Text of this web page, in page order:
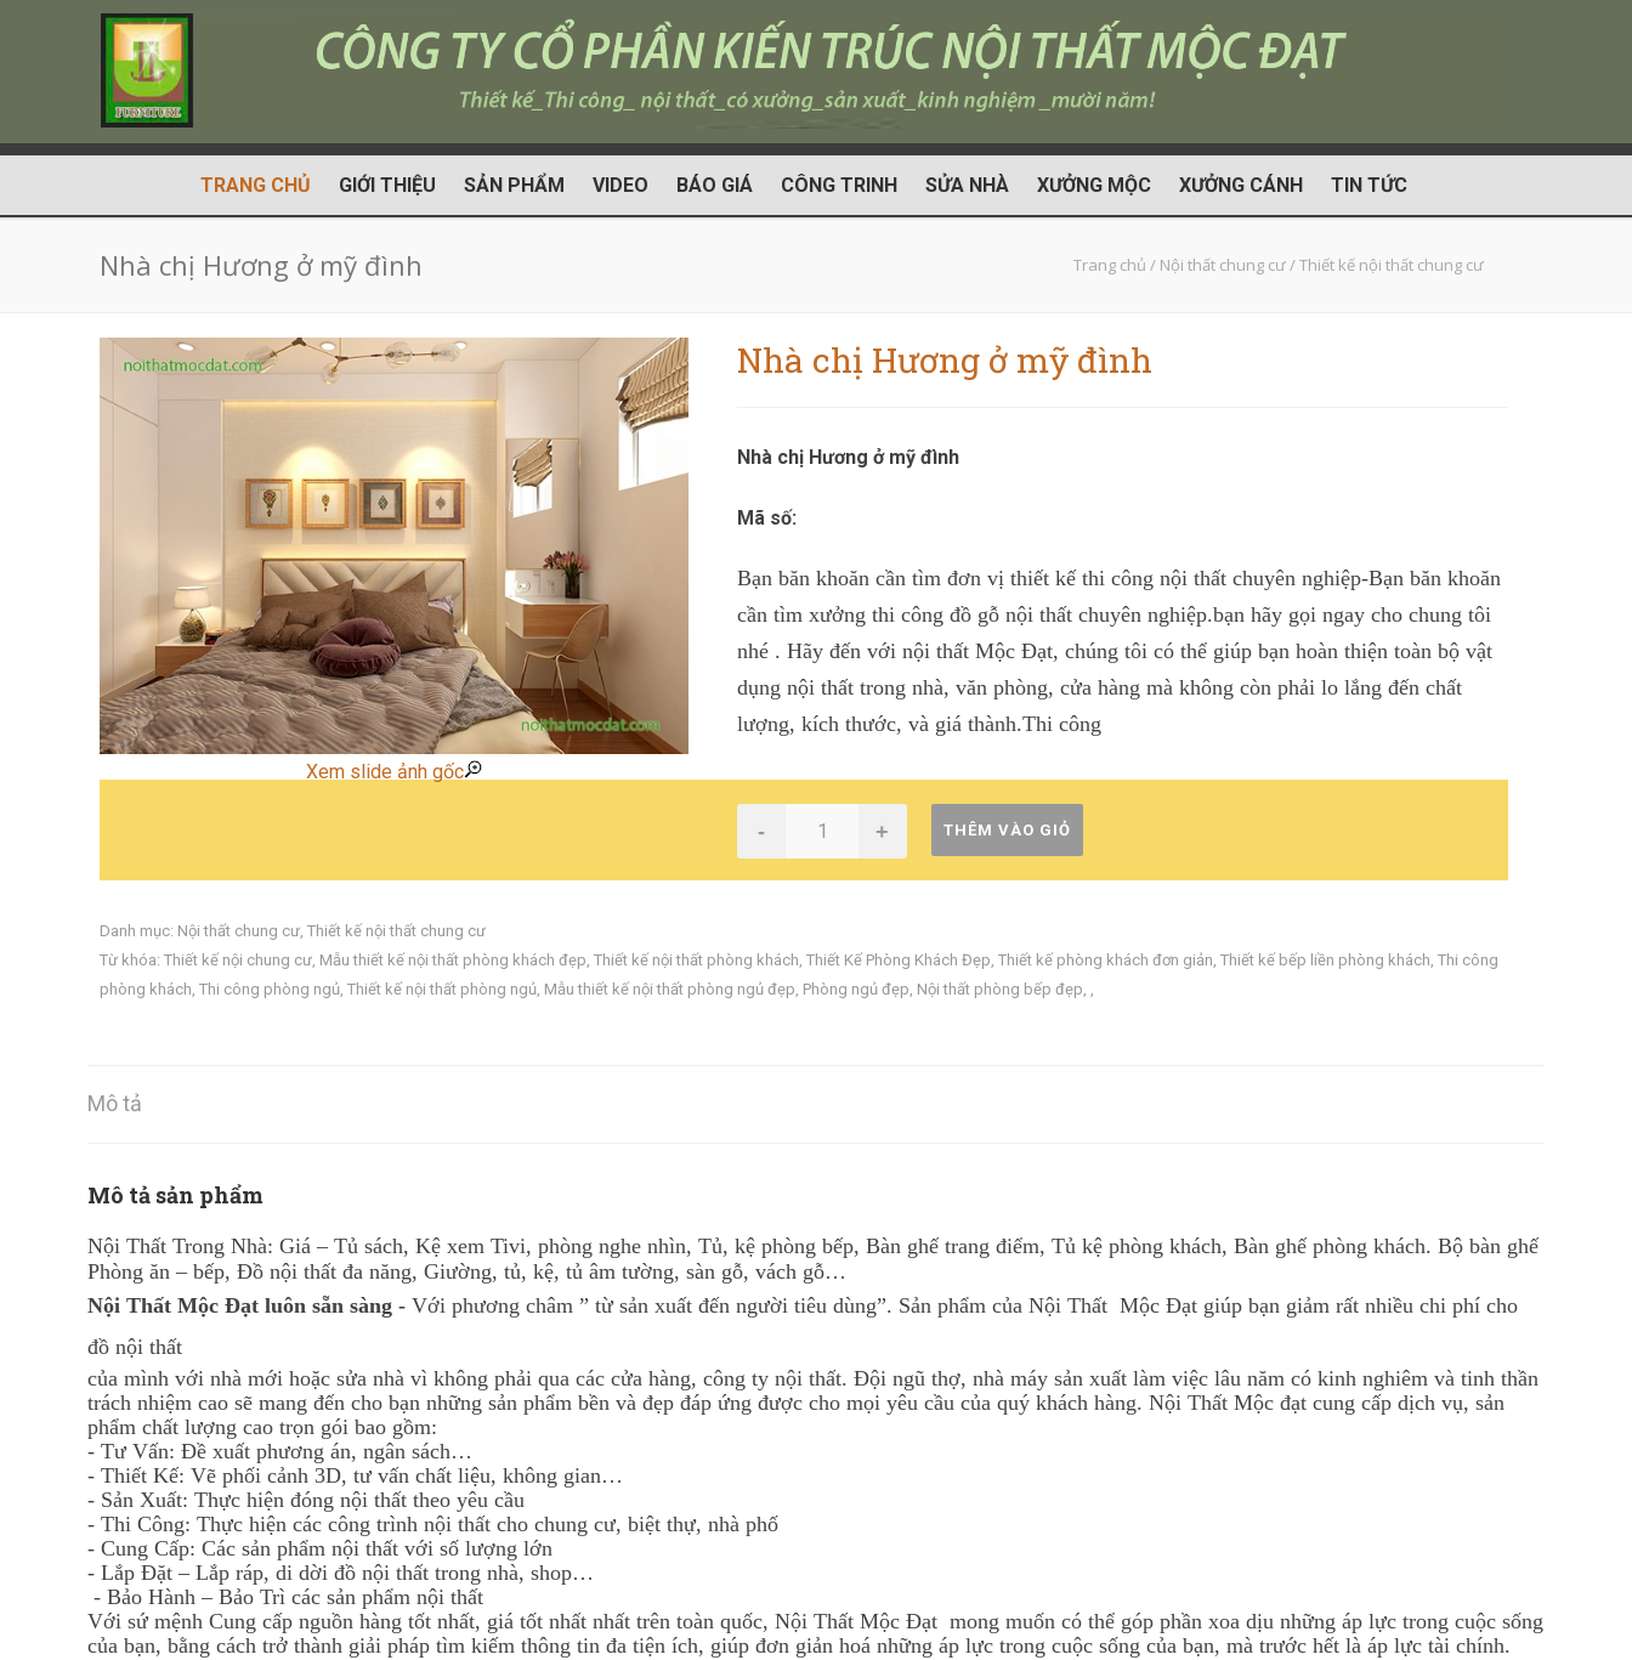
TRANG CHỦ GIỚI THIỆU SẢN PHẨM VIDEO BÁO GIÁ CÔNG TRINH SỬA NHÀ XƯỞNG MỘC XƯỞNG CÁNH TIN TỨC
Nhà chị Hương ở mỹ đình Trang chủ / Nội thất chung cư/Thiết kế nội thất chung cư
Xem slide ảnh gốc
Nhà chị Hương ở mỹ đình
Nhà chị Hương ở mỹ đình
Mã số:
Bạn băn khoăn cần tìm đơn vị thiết kế thi công nội thất chuyên nghiệp-Bạn băn khoăn
cần tìm xưởng thi công đồ gỗ nội thất chuyên nghiệp.bạn hãy gọi ngay cho chung tôi
nhé . Hãy đến với nội thất Mộc Đạt, chúng tôi có thể giúp bạn hoàn thiện toàn bộ vật
dụng nội thất trong nhà, văn phòng, cửa hàng mà không còn phải lo lắng đến chất
lượng, kích thước, và giá thành.Thi công
- + THÊM VÀO GIỎ
Danh mục: Nội thất chung cư, Thiết kế nội thất chung cư
Từ khóa: Thiết kế nội chung cư, Mẫu thiết kế nội thất phòng khách đẹp, Thiết kế nội thất phòng khách, Thiết Kế Phòng Khách Đẹp, Thiết kế phòng khách đơn giản, Thiết kế bếp liền phòng khách, Thi công
phòng khách, Thi công phòng ngủ, Thiết kế nội thất phòng ngủ, Mẫu thiết kế nội thất phòng ngủ đẹp, Phòng ngủ đẹp, Nội thất phòng bếp đẹp, ,
Mô tả
Mô tả sản phẩm
Nội Thất Trong Nhà: Giá – Tủ sách, Kệ xem Tivi, phòng nghe nhìn, Tủ, kệ phòng bếp, Bàn ghế trang điểm, Tủ kệ phòng khách, Bàn ghế phòng khách. Bộ bàn ghế
Phòng ăn – bếp, Đồ nội thất đa năng, Giường, tủ, kệ, tủ âm tường, sàn gỗ, vách gỗ…
Nội Thất Mộc Đạt luôn sẵn sàng - Với phương châm ” từ sản xuất đến người tiêu dùng”. Sản phẩm của Nội Thất Mộc Đạt giúp bạn giảm rất nhiều chi phí cho
đồ nội thất
của mình với nhà mới hoặc sửa nhà vì không phải qua các cửa hàng, công ty nội thất. Đội ngũ thợ, nhà máy sản xuất làm việc lâu năm có kinh nghiêm và tinh thần
trách nhiệm cao sẽ mang đến cho bạn những sản phẩm bền và đẹp đáp ứng được cho mọi yêu cầu của quý khách hàng. Nội Thất Mộc đạt cung cấp dịch vụ, sản
phẩm chất lượng cao trọn gói bao gồm:
- Tư Vấn: Đề xuất phương án, ngân sách…
- Thiết Kế: Vẽ phối cảnh 3D, tư vấn chất liệu, không gian…
- Sản Xuất: Thực hiện đóng nội thất theo yêu cầu
- Thi Công: Thực hiện các công trình nội thất cho chung cư, biệt thự, nhà phố
- Cung Cấp: Các sản phẩm nội thất với số lượng lớn
- Lắp Đặt – Lắp ráp, di dời đồ nội thất trong nhà, shop…
- Bảo Hành – Bảo Trì các sản phẩm nội thất
Với sứ mệnh Cung cấp nguồn hàng tốt nhất, giá tốt nhất nhất trên toàn quốc, Nội Thất Mộc Đạt mong muốn có thể góp phần xoa dịu những áp lực trong cuộc sống
của bạn, bằng cách trở thành giải pháp tìm kiếm thông tin đa tiện ích, giúp đơn giản hoá những áp lực trong cuộc sống của bạn, mà trước hết là áp lực tài chính.